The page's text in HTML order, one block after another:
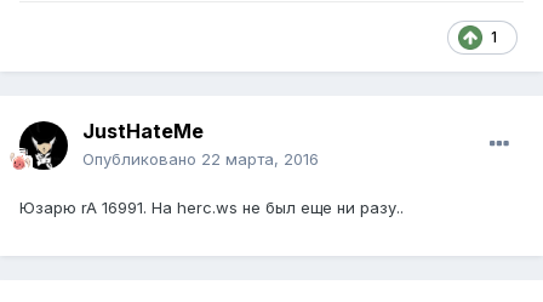
1
JustHateMe
Опубликовано 22 марта, 2016
Юзарю rA 16991. На herc.ws не был еще ни разу..